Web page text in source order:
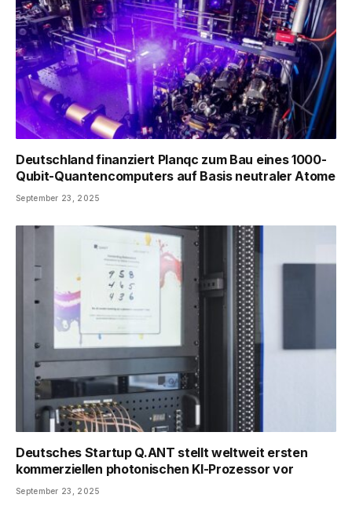
Deutschland finanziert Planqc zum Bau eines 1000-
Qubit-Quantencomputers auf Basis neutraler Atome
September 23, 2025
Deutsches Startup Q.ANT stellt weltweit ersten
kommerziellen photonischen KI-Prozessor vor
September 23, 2025